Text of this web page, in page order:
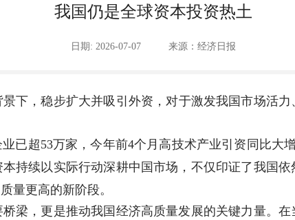
我国仍是全球资本投资热土
日期: 2026-07-07 来源：经济日报
下，稳步扩大并吸引外资，对于激发我国市场活
超53万家，今年前4个月高技术产业引资同比大
持续以实际行动深耕中国市场，不仅印证了我国
量更高的新阶段。
，更是推动我国经济高质量发展的关键力量。在